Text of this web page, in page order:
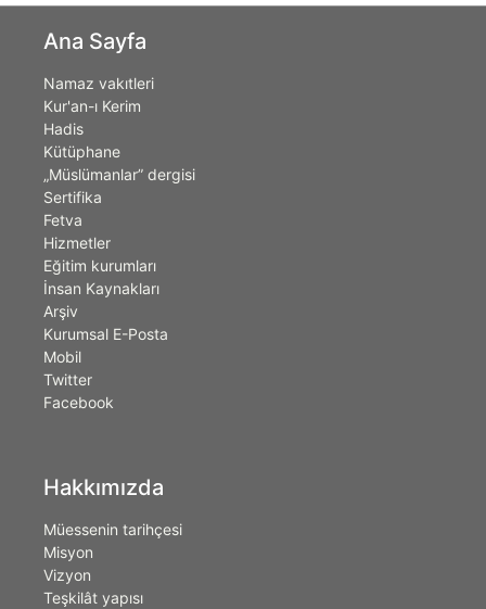
Ana Sayfa
Namaz vakıtleri
Kur'an-ı Kerim
Hadis
Kütüphane
„Müslümanlar” dergisi
Sertifika
Fetva
Hizmetler
Eğitim kurumları
İnsan Kaynakları
Arşiv
Kurumsal E-Posta
Mobil
Twitter
Facebook
Hakkımızda
Müessenin tarihçesi
Misyon
Vizyon
Teşkilât yapısı